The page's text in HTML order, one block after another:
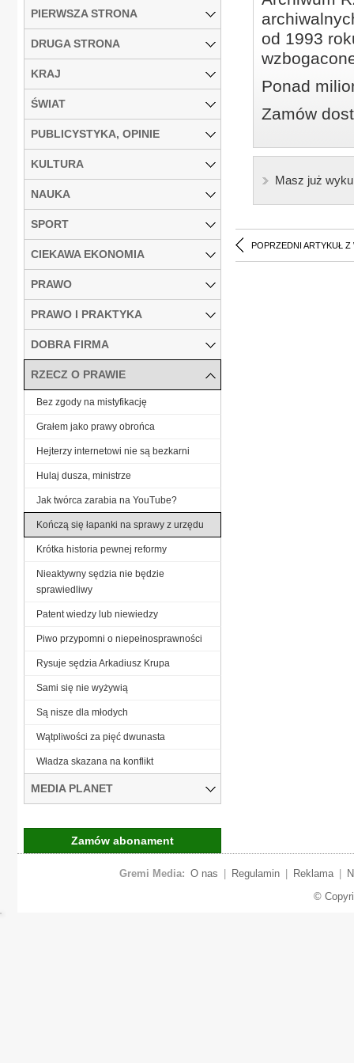
od 1993
Ponad
Zamów
Masz już
POPRZEDNI ARTYKUŁ Z
PIERWSZA STRONA
DRUGA STRONA
KRAJ
ŚWIAT
PUBLICYSTYKA, OPINIE
KULTURA
NAUKA
SPORT
CIEKAWA EKONOMIA
PRAWO
PRAWO I PRAKTYKA
DOBRA FIRMA
RZECZ O PRAWIE
Bez zgody na mistyfikację
Grałem jako prawy obrońca
Hejterzy internetowi nie są bezkarni
Hulaj dusza, ministrze
Jak twórca zarabia na YouTube?
Kończą się łapanki na sprawy z urzędu
Krótka historia pewnej reformy
Nieaktywny sędzia nie będzie
sprawiedliwy
Patent wiedzy lub niewiedzy
Piwo przypomni o niepełnosprawności
Rysuje sędzia Arkadiusz Krupa
Sami się nie wyżywią
Są nisze dla młodych
Wątpliwości za pięć dwunasta
Władza skazana na konflikt
MEDIA PLANET
Zamów abonament
Gremi Media: O nas Regulamin Reklama
©